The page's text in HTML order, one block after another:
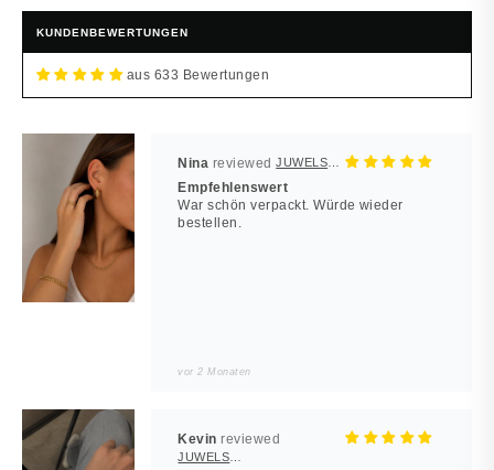
KUNDENBEWERTUNGEN
aus 633 Bewertungen
Nina
Empfehlenswert
War schön verpackt. Würde wieder
bestellen.
vor 2 Monaten
Kevin